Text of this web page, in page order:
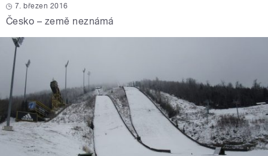
7. březen 2016
Česko – země neznámá